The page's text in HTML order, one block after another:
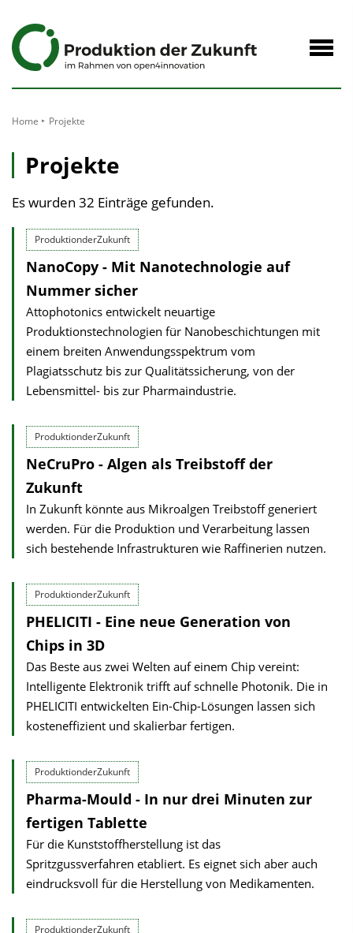
Inhalt
Home Projekte
Projekte
Es wurden 32 Einträge gefunden.
ProduktionderZukunft
NanoCopy - Mit Nanotechnologie auf
Nummer sicher
Attophotonics entwickelt neuartige
Produktionstechnologien für Nanobeschichtungen mit
einem breiten Anwendungsspektrum vom
Plagiatsschutz bis zur Qualitätssicherung, von der
Lebensmittel- bis zur Pharmaindustrie.
ProduktionderZukunft
NeCruPro - Algen als Treibstoff der
Zukunft
In Zukunft könnte aus Mikroalgen Treibstoff generiert
werden. Für die Produktion und Verarbeitung lassen
sich bestehende Infrastrukturen wie Raffinerien nutzen.
ProduktionderZukunft
PHELICITI - Eine neue Generation von
Chips in 3D
Das Beste aus zwei Welten auf einem Chip vereint:
Intelligente Elektronik trifft auf schnelle Photonik. Die in
PHELICITI entwickelten Ein-Chip-Lösungen lassen sich
kosteneffizient und skalierbar fertigen.
ProduktionderZukunft
Pharma-Mould - In nur drei Minuten zur
fertigen Tablette
Für die Kunststoffherstellung ist das
Spritzgussverfahren etabliert. Es eignet sich aber auch
eindrucksvoll für die Herstellung von Medikamenten.
ProduktionderZukunft